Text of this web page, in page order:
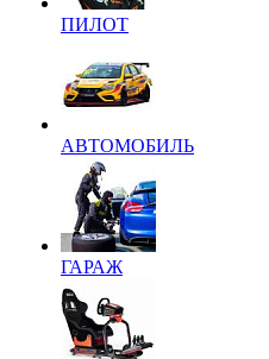
ПИЛОТ
АВТОМОБИЛЬ
ГАРАЖ